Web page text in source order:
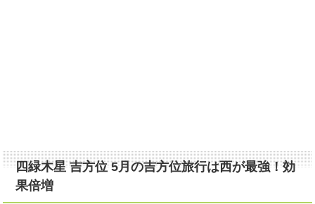
四緑木星 吉方位 5月の吉方位旅行は西が最強！効
果倍増